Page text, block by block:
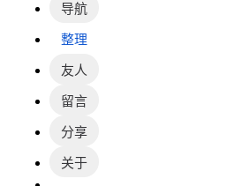
导航
整理
友人
留言
分享
关于